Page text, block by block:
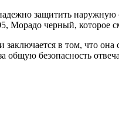
защитить
Морадо черный,
в том, что
общую безопасность